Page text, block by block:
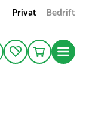
Privat Bedrift